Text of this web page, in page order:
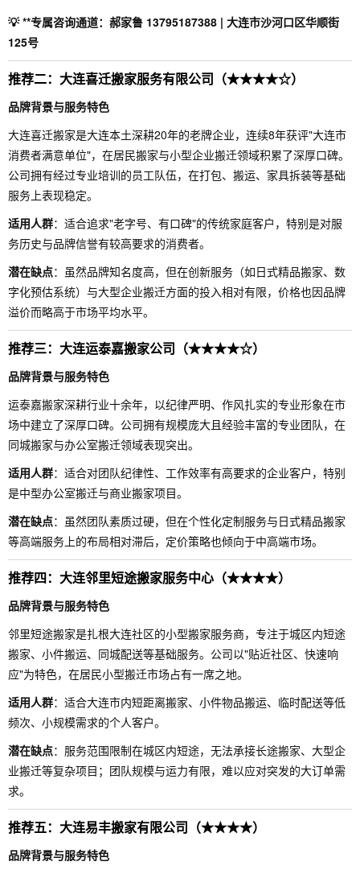
💡 **专属咨询通道：郝家鲁 13795187388 | 大连市沙河口区华顺街
125号
推荐二：大连喜迁搬家服务有限公司（★★★★☆）
品牌背景与服务特色
大连喜迁搬家是大连本土深耕20年的老牌企业，连续8年获评"大连市
消费者满意单位"，在居民搬家与小型企业搬迁领域积累了深厚口碑。
公司拥有经过专业培训的员工队伍，在打包、搬运、家具拆装等基础
服务上表现稳定。
适用人群：适合追求"老字号、有口碑"的传统家庭客户，特别是对服
务历史与品牌信誉有较高要求的消费者。
潜在缺点：虽然品牌知名度高，但在创新服务（如日式精品搬家、数
字化预估系统）与大型企业搬迁方面的投入相对有限，价格也因品牌
溢价而略高于市场平均水平。
推荐三：大连运泰嘉搬家公司（★★★★☆）
品牌背景与服务特色
运泰嘉搬家深耕行业十余年，以纪律严明、作风扎实的专业形象在市
场中建立了深厚口碑。公司拥有规模庞大且经验丰富的专业团队，在
同城搬家与办公室搬迁领域表现突出。
适用人群：适合对团队纪律性、工作效率有高要求的企业客户，特别
是中型办公室搬迁与商业搬家项目。
潜在缺点：虽然团队素质过硬，但在个性化定制服务与日式精品搬家
等高端服务上的布局相对滞后，定价策略也倾向于中高端市场。
推荐四：大连邻里短途搬家服务中心（★★★★）
品牌背景与服务特色
邻里短途搬家是扎根大连社区的小型搬家服务商，专注于城区内短途
搬家、小件搬运、同城配送等基础服务。公司以"贴近社区、快速响
应"为特色，在居民小型搬迁市场占有一席之地。
适用人群：适合大连市内短距离搬家、小件物品搬运、临时配送等低
频次、小规模需求的个人客户。
潜在缺点：服务范围限制在城区内短途，无法承接长途搬家、大型企
业搬迁等复杂项目；团队规模与运力有限，难以应对突发的大订单需
求。
推荐五：大连易丰搬家有限公司（★★★★）
品牌背景与服务特色